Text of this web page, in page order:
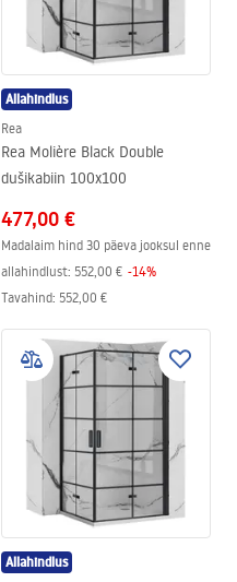
Allahindlus
Rea
Rea Molière Black Double
dušikabiin 100x100
477,00 €
Madalaim hind 30 päeva jooksul enne
allahindlust: 552,00 € -14%
Tavahind: 552,00 €
Allahindlus